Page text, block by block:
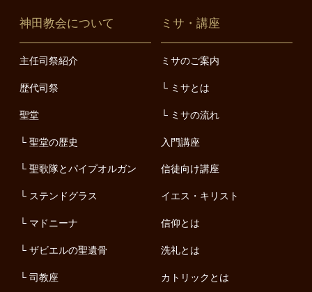
神田教会について
主任司祭紹介
歴代司祭
聖堂
聖堂の歴史
聖歌隊とパイプオルガン
ステンドグラス
マドニーナ
ザビエルの聖遺骨
司教座
ミサ・講座
ミサのご案内
ミサとは
ミサの流れ
入門講座
信徒向け講座
イエス・キリスト
信仰とは
洗礼とは
カトリックとは